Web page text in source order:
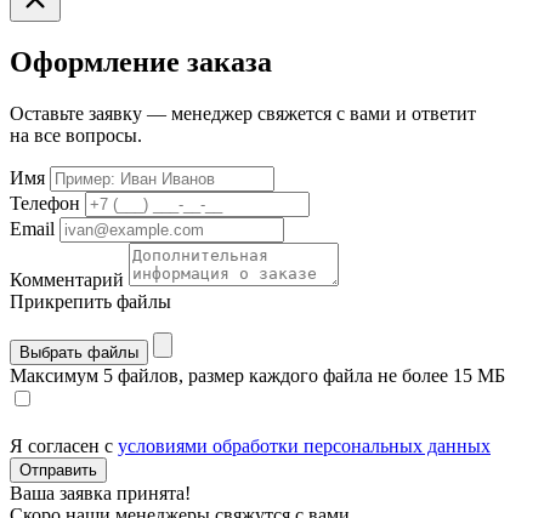
Оформление заказа
Оставьте заявку — менеджер свяжется с вами и ответит
на все вопросы.
Имя
Телефон
Email
Комментарий
Прикрепить файлы
Выбрать файлы
Максимум 5 файлов, размер каждого файла не более 15 МБ
Я согласен с условиями обработки персональных данных
Отправить
Ваша заявка принята!